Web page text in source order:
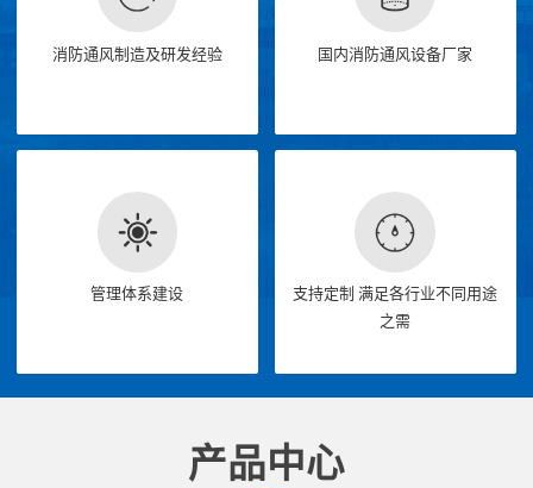
消防通风制造及研发经验 国内消防通风设备厂家
管理体系建设
支持定制 满足各行业不同用途
之需
产品中心